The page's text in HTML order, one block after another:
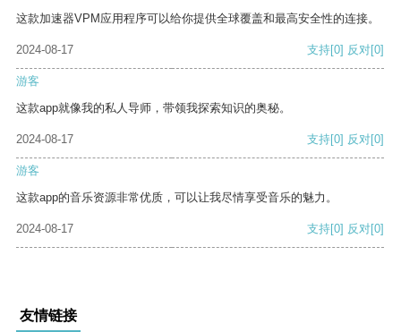
这款加速器VPM应用程序可以给你提供全球覆盖和最高安全性的连接。
2024-08-17 支持[0] 反对[0]
游客
这款app就像我的私人导师，带领我探索知识的奥秘。
2024-08-17 支持[0] 反对[0]
游客
这款app的音乐资源非常优质，可以让我尽情享受音乐的魅力。
2024-08-17 支持[0] 反对[0]
友情链接